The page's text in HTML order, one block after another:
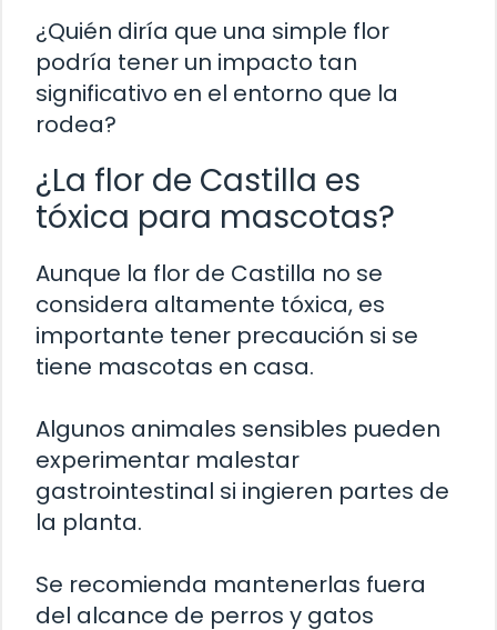
¿Quién diría que una simple flor
podría tener un impacto tan
significativo en el entorno que la
rodea?
¿La flor de Castilla es
tóxica para mascotas?
Aunque la flor de Castilla no se
considera altamente tóxica, es
importante tener precaución si se
tiene mascotas en casa.
Algunos animales sensibles pueden
experimentar malestar
gastrointestinal si ingieren partes de
la planta.
Se recomienda mantenerlas fuera
del alcance de perros y gatos